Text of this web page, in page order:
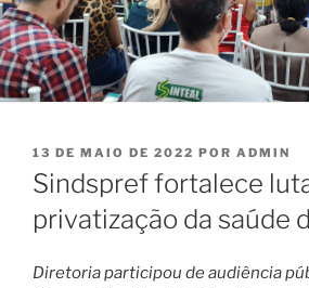
PUBLICADO
EM
13 DE MAIO DE 2022 POR ADMIN
Sindspref fortalece
privatização da saúde
Diretoria participou de audiência